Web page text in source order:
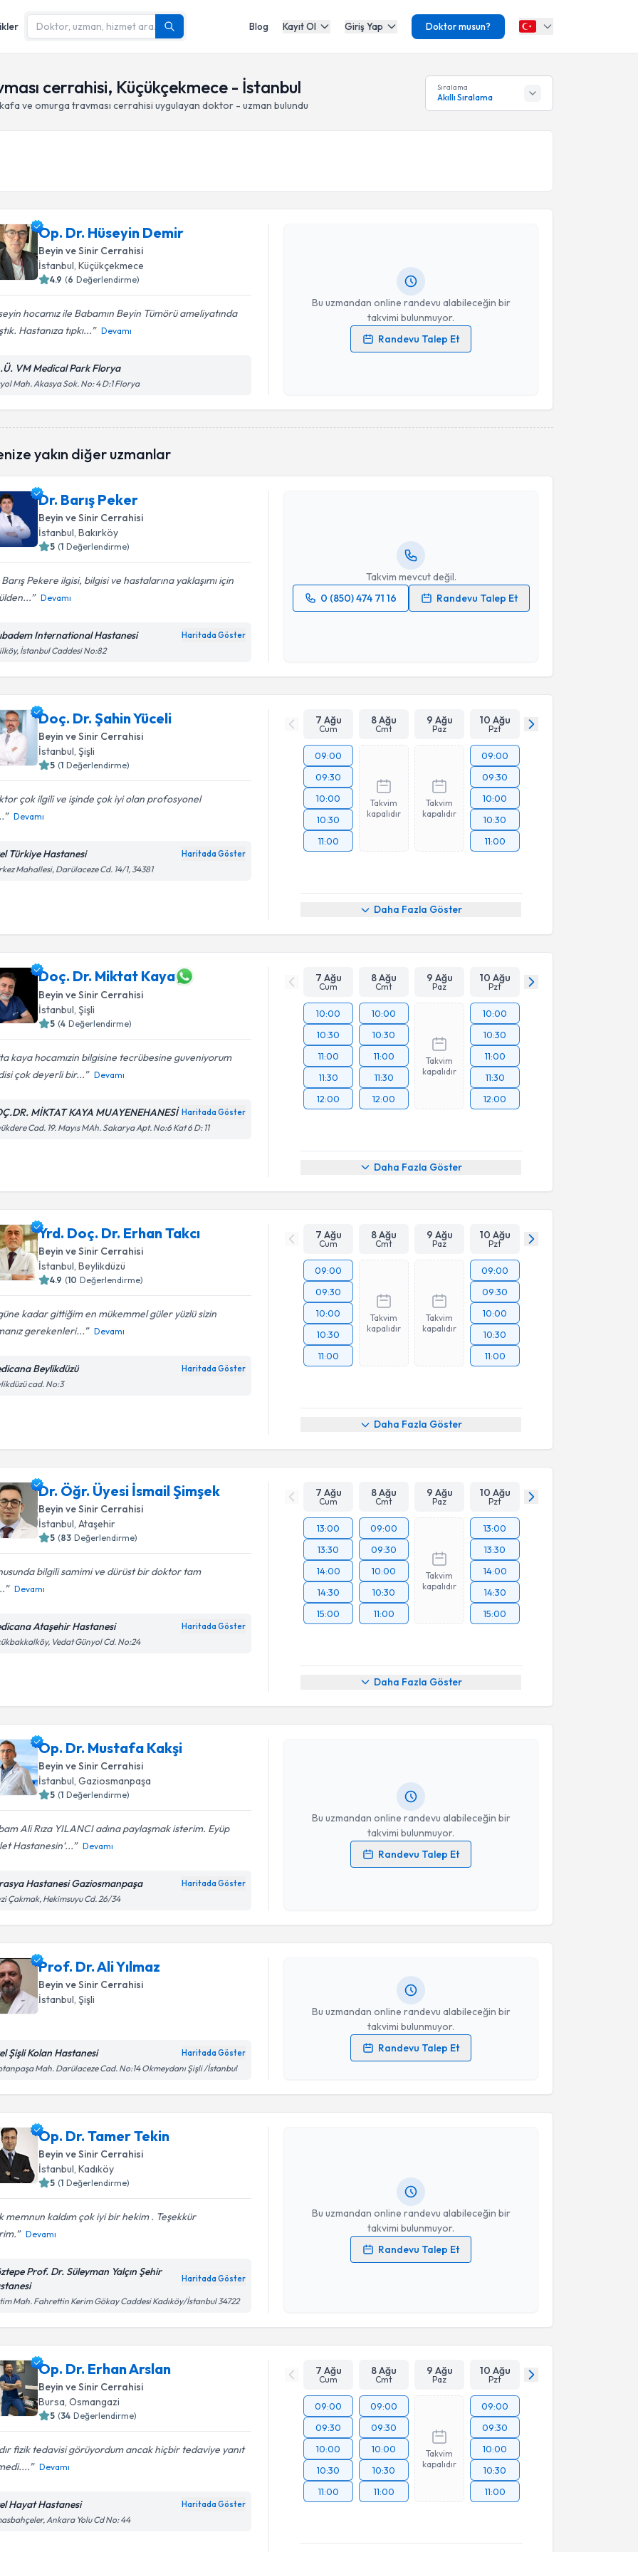
Blog Kayıt Ol Giriş Yap Doktor musun?
cerrahisi, Küçükçekmece - İstanbul
ve omurga travması cerrahisi uygulayan doktor - uzman bulundu
Sıralama
Akıllı Sıralama
Op. Dr. Hüseyin Demir
Beyin ve Sinir Cerrahisi
İstanbul, Küçükçekmece
4.9 (6 Değerlendirme)
hocamız ile Babamın Beyin Tümörü ameliyatında
Hastanıza tıpkı...
Devamı
VM Medical Park Florya
Mah. Akasya Sok. No: 4 D:1 Florya
Bu uzmandan online randevu alabileceğin bir
takvimi bulunmuyor.
Randevu Talep Et
Op. Dr. Hüseyin Demir
Kişisel verilerimin işlenmesine ilişkinAydınlatma Metni
Takvim Talebini Gönder
yakın diğer uzmanlar
Dr. Barış Peker
Beyin ve Sinir Cerrahisi
İstanbul, Bakırköy
5 (1 Değerlendirme)
Pekere ilgisi, bilgisi ve hastalarına yaklaşımı için
Devamı
International Hastanesi Haritada Göster
İstanbul Caddesi No:82
Takvim mevcut değil.
0 (850) 474 71 16
Randevu Talep Et
Dr. Barış Peker
Takvim Talebini Gönder
Doç. Dr. Şahin Yüceli
Beyin ve Sinir Cerrahisi
İstanbul, Şişli
5 (1 Değerlendirme)
çok ilgili ve işinde çok iyi olan profosyonel
Devamı
Türkiye Hastanesi Haritada Göster
Mahallesi, Darülaceze Cd. 14/1, 34381
7 Ağu
Cum
8 Ağu
Cmt
9 Ağu
Paz
10 Ağu
Pzt
09:00
09:30
10:00
10:30
11:00
Takvim
kapalıdır
Takvim
kapalıdır
09:00
09:30
10:00
10:30
11:00
Daha Fazla Göster
Doç. Dr. Miktat Kaya
Beyin ve Sinir Cerrahisi
İstanbul , Şişli
5 (4 Değerlendirme)
kaya hocamızin bilgisine tecrübesine guveniyorum
çok deyerli bir...
Devamı
MİKTAT KAYA MUAYENEHANESİ Haritada Göster
Cad. 19. Mayıs MAh. Sakarya Apt. No:6 Kat 6 D: 11
7 Ağu
Cum
8 Ağu
Cmt
9 Ağu
Paz
10 Ağu
Pzt
10:00
10:30
11:00
11:30
12:00
10:00
10:30
11:00
11:30
12:00
Takvim
kapalıdır
10:00
10:30
11:00
11:30
12:00
Daha Fazla Göster
Yrd. Doç. Dr. Erhan Takcı
Beyin ve Sinir Cerrahisi
İstanbul, Beylikdüzü
4.9 (10 Değerlendirme)
kadar gittiğim en mükemmel güler yüzlü sizin
gerekenleri...
Devamı
Beylikdüzü Haritada Göster
cad. No:3
7 Ağu
Cum
8 Ağu
Cmt
9 Ağu
Paz
10 Ağu
Pzt
09:00
09:30
10:00
10:30
11:00
Takvim
kapalıdır
Takvim
kapalıdır
09:00
09:30
10:00
10:30
11:00
Daha Fazla Göster
Dr. Öğr. Üyesi İsmail Şimşek
Beyin ve Sinir Cerrahisi
İstanbul , Ataşehir
5 (83 Değerlendirme)
bilgili samimi ve dürüst bir doktor tam
Devamı
Ataşehir Hastanesi Haritada Göster
Vedat Günyol Cd. No:24
7 Ağu
Cum
8 Ağu
Cmt
9 Ağu
Paz
10 Ağu
Pzt
13:00
13:30
14:00
14:30
15:00
09:00
09:30
10:00
10:30
11:00
Takvim
kapalıdır
13:00
13:30
14:00
14:30
15:00
Daha Fazla Göster
Op. Dr. Mustafa Kakşi
Beyin ve Sinir Cerrahisi
İstanbul, Gaziosmanpaşa
5 (1 Değerlendirme)
Ali Rıza YILANCI adına paylaşmak isterim. Eyüp
Hastanesin‘...
Devamı
Hastanesi Gaziosmanpaşa Haritada Göster
Çakmak, Hekimsuyu Cd. 26/34
Bu uzmandan online randevu alabileceğin bir
takvimi bulunmuyor.
Randevu Talep Et
Randevu Takvimi Talebi
Op. Dr. Mustafa Kakşi
Kişisel verilerimin işlenmesine ilişkinAydınlatma Metni
Takvim Talebini Gönder
Prof. Dr. Ali Yılmaz
Beyin ve Sinir Cerrahisi
İstanbul, Şişli
Şişli Kolan Hastanesi Haritada Göster
Mah. Darülaceze Cad. No:14 Okmeydanı Şişli /İstanbul
Bu uzmandan online randevu alabileceğin bir
takvimi bulunmuyor.
Randevu Talep Et
Kişisel verilerimin işlenmesine ilişkinAydınlatma Metni
işlenmesini kabul ediyorum.
Op. Dr. Tamer Tekin
Beyin ve Sinir Cerrahisi
İstanbul, Kadıköy
5 (1 Değerlendirme)
memnun kaldım çok iyi bir hekim . Teşekkür
Devamı
Prof. Dr. Süleyman Yalçın Şehir
Haritada Göster
Mah. Fahrettin Kerim Gökay Caddesi Kadıköy/İstanbul 34722
Bu uzmandan online randevu alabileceğin bir
takvimi bulunmuyor.
Randevu Talep Et
Kişisel verilerimin işlenmesine ilişkinAydınlatma Metni
Op. Dr. Erhan Arslan
Beyin ve Sinir Cerrahisi
Bursa, Osmangazi
5 (34 Değerlendirme)
fizik tedavisi görüyordum ancak hiçbir tedaviye yanıt
Devamı
Hayat Hastanesi Haritada Göster
Ankara Yolu Cd No: 44
7 Ağu
Cum
8 Ağu
Cmt
9 Ağu
Paz
10 Ağu
Pzt
09:00
09:30
10:00
10:30
11:00
09:00
09:30
10:00
10:30
11:00
Takvim
kapalıdır
09:00
09:30
10:00
10:30
11:00